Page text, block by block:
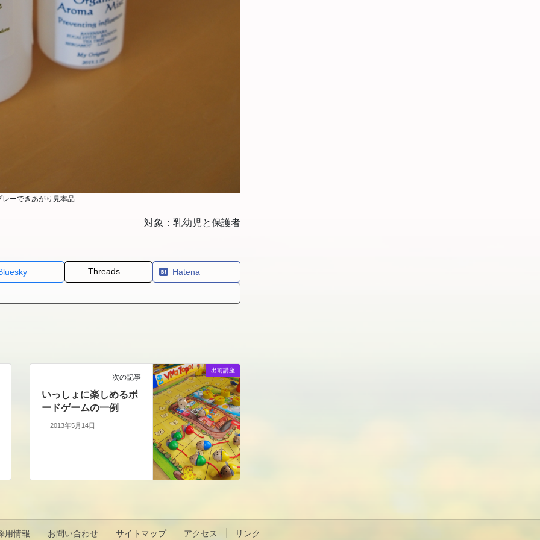
レーできあがり見本品
対象：乳幼児と保護者
Threads Hatena
出前講座
次の記事
いっしょに楽しめるボ
ードゲームの一例
2013年5月14日
用情報 お問い合わせ サイトマップ アクセス リンク